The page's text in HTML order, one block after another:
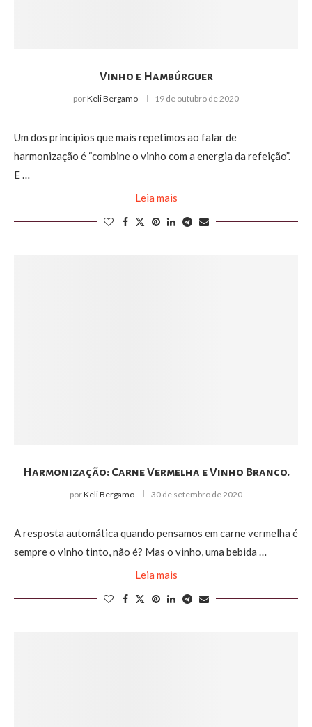
Vinho e Hambúrguer
porKeli Bergamo 19 de outubro de 2020
Um dos princípios que mais repetimos ao falar de
harmonização é “combine o vinho com a energia da refeição”.
E …
Leia mais
Harmonização: Carne Vermelha e Vinho Branco.
porKeli Bergamo 30 de setembro de 2020
A resposta automática quando pensamos em carne vermelha é
sempre o vinho tinto, não é? Mas o vinho, uma bebida …
Leia mais